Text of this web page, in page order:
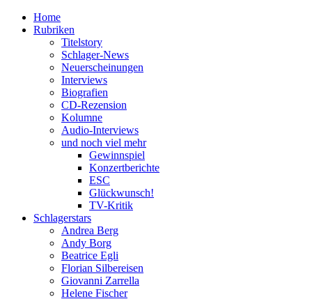
Home
Rubriken
Titelstory
Schlager-News
Neuerscheinungen
Interviews
Biografien
CD-Rezension
Kolumne
Audio-Interviews
und noch viel mehr
Gewinnspiel
Konzertberichte
ESC
Glückwunsch!
TV-Kritik
Schlagerstars
Andrea Berg
Andy Borg
Beatrice Egli
Florian Silbereisen
Giovanni Zarrella
Helene Fischer